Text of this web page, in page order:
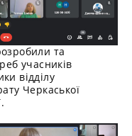
та
учасників
відділу
Черкаської